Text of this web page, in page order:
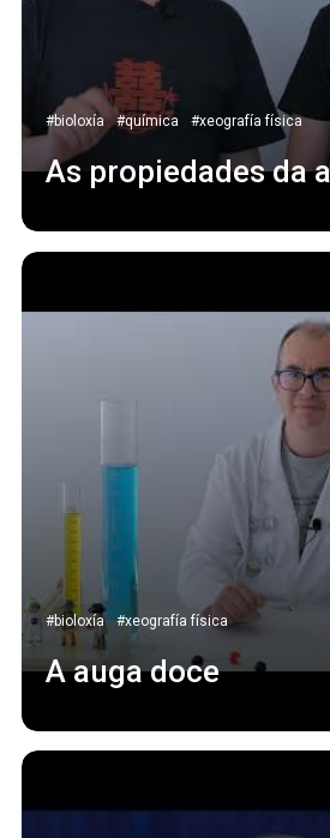
#bioloxía #química #xeografía física
As propiedades da
#bioloxía #xeografía física
A auga doce